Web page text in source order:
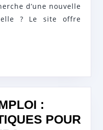
SITE
D’OFFRES
d’une nouvelle
? Le site offre
:
POUR